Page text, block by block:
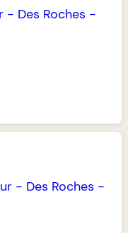
- Des Roches -
- Des Roches -